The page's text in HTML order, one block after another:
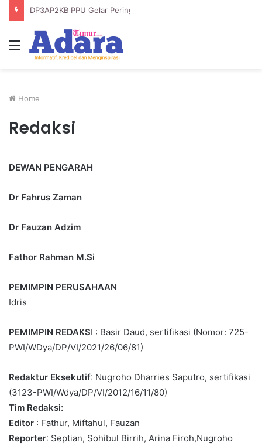
Menu
Home
Redaksi
DEWAN PENGARAH
Dr Fahrus Zaman
Dr Fauzan Adzim
Fathor Rahman M.Si
PEMIMPIN PERUSAHAAN
Idris
PEMIMPIN REDAKSI : Basir Daud, sertifikasi (Nomor: 725-
PWI/WDya/DP/VI/2021/26/06/81)
Redaktur Eksekutif: Nugroho Dharries Saputro, sertifikasi
(3123-PWI/Wdya/DP/VI/2012/16/11/80)
Tim Redaksi:
Editor : Fathur, Miftahul, Fauzan
Reporter: Septian, Sohibul Birrih, Arina Firoh,Nugroho